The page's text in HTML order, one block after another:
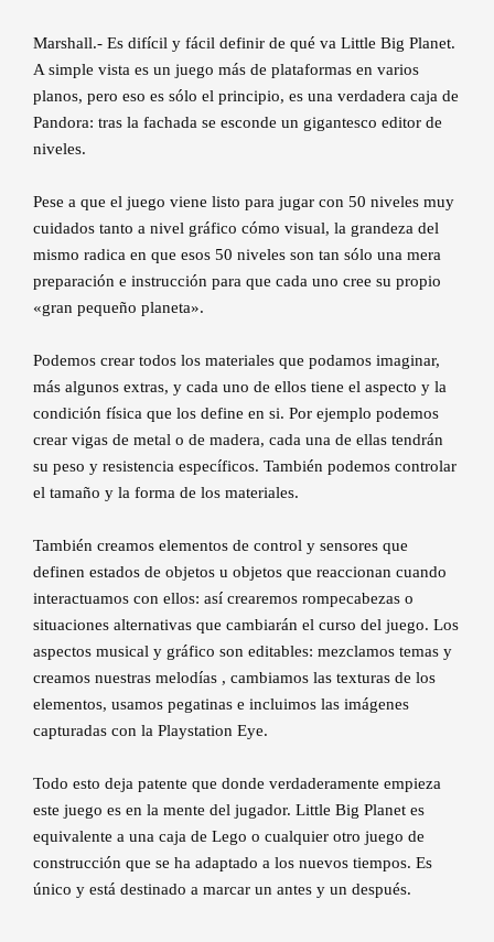
Marshall.- Es difícil y fácil definir de qué va Little Big Planet.
A simple vista es un juego más de plataformas en varios
planos, pero eso es sólo el principio, es una verdadera caja de
Pandora: tras la fachada se esconde un gigantesco editor de
niveles.
Pese a que el juego viene listo para jugar con 50 niveles muy
cuidados tanto a nivel gráfico cómo visual, la grandeza del
mismo radica en que esos 50 niveles son tan sólo una mera
preparación e instrucción para que cada uno cree su propio
«gran pequeño planeta».
Podemos crear todos los materiales que podamos imaginar,
más algunos extras, y cada uno de ellos tiene el aspecto y la
condición física que los define en si. Por ejemplo podemos
crear vigas de metal o de madera, cada una de ellas tendrán
su peso y resistencia específicos. También podemos controlar
el tamaño y la forma de los materiales.
También creamos elementos de control y sensores que
definen estados de objetos u objetos que reaccionan cuando
interactuamos con ellos: así crearemos rompecabezas o
situaciones alternativas que cambiarán el curso del juego. Los
aspectos musical y gráfico son editables: mezclamos temas y
creamos nuestras melodías , cambiamos las texturas de los
elementos, usamos pegatinas e incluimos las imágenes
capturadas con la Playstation Eye.
Todo esto deja patente que donde verdaderamente empieza
este juego es en la mente del jugador. Little Big Planet es
equivalente a una caja de Lego o cualquier otro juego de
construcción que se ha adaptado a los nuevos tiempos. Es
único y está destinado a marcar un antes y un después.